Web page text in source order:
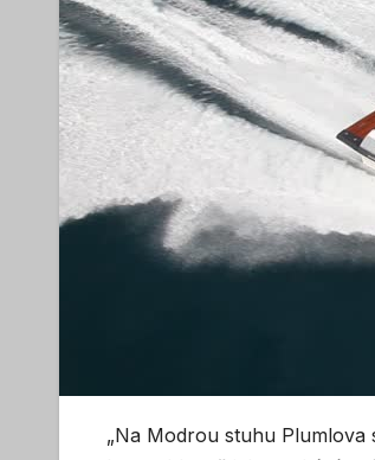
„Na Modrou stuhu